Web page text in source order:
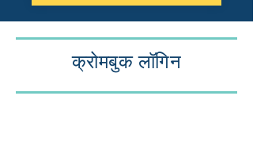
क्रोमबुक लॉगिन